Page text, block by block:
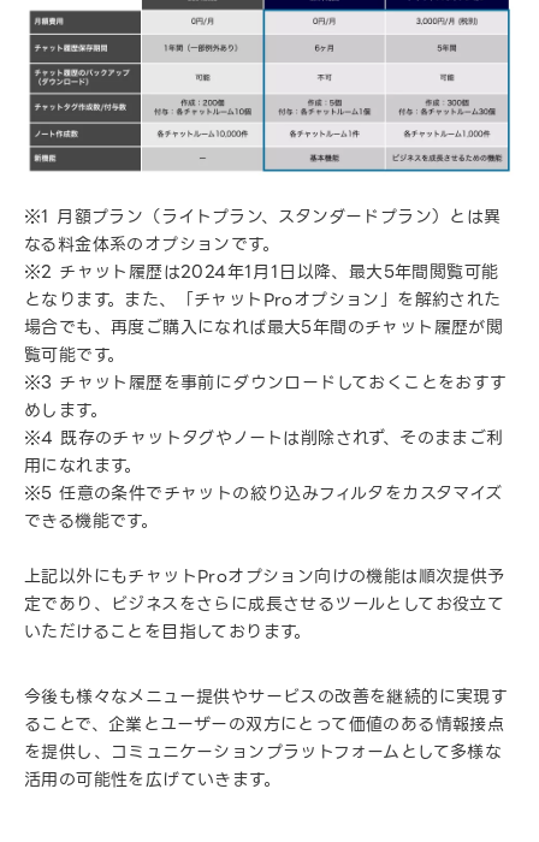
※1 月額プラン（ライトプラン、スタンダードプラン）とは異
なる料金体系のオプションです。
※2 チャット履歴は2024年1月1日以降、最大5年間閲覧可能
となります。また、「チャットProオプション」を解約された
場合でも、再度ご購入になれば最大5年間のチャット履歴が閲
覧可能です。
※3 チャット履歴を事前にダウンロードしておくことをおすす
めします。
※4 既存のチャットタグやノートは削除されず、そのままご利
用になれます。
※5 任意の条件でチャットの絞り込みフィルタをカスタマイズ
できる機能です。
上記以外にもチャットProオプション向けの機能は順次提供予
定であり、ビジネスをさらに成長させるツールとしてお役立て
いただけることを目指しております。
今後も様々なメニュー提供やサービスの改善を継続的に実現す
ることで、企業とユーザーの双方にとって価値のある情報接点
を提供し、コミュニケーションプラットフォームとして多様な
活用の可能性を広げていきます。